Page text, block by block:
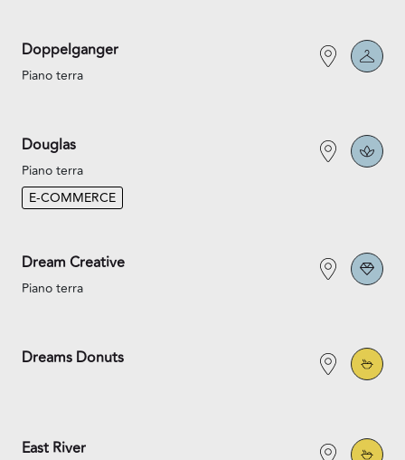
Doppelganger
Piano terra
Douglas
Piano terra
E-COMMERCE
Dream Creative
Piano terra
Dreams Donuts
East River